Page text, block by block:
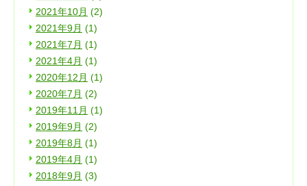
2021年10月 (2)
2021年9月 (1)
2021年7月 (1)
2021年4月 (1)
2020年12月 (1)
2020年7月 (2)
2019年11月 (1)
2019年9月 (2)
2019年8月 (1)
2019年4月 (1)
2018年9月 (3)